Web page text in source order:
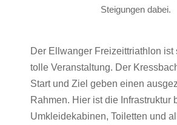
Steigungen dabei.
Der Ellwanger Freizeittriathlon
tolle Veranstaltung. Der
Start und Ziel geben einen
Rahmen. Hier ist die Infrastruktur
Umkleidekabinen, Toiletten und